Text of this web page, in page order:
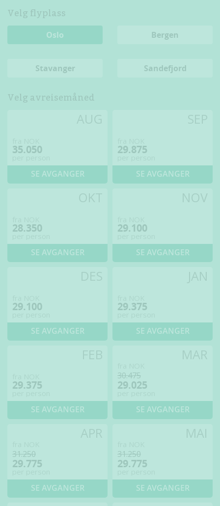
Velg flyplass
Oslo Bergen
Stavanger Sandefjord
Velg avreisemåned
35.050
SE AVGANGER
29.875
SE AVGANGER
28.350
SE AVGANGER
29.100
SE AVGANGER
29.100
SE AVGANGER
29.375
SE AVGANGER
29.375
SE AVGANGER
30.475
29.025
SE AVGANGER
31.250
29.775
SE AVGANGER
31.250
29.775
SE AVGANGER